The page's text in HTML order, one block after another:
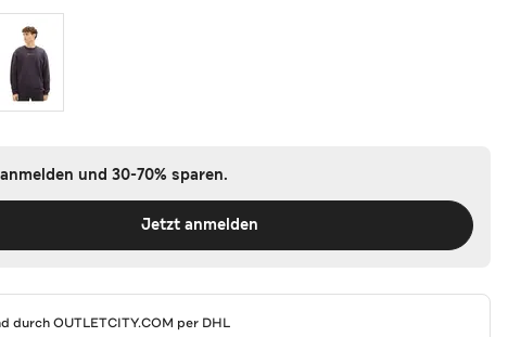
und 30-70% sparen.
Jetzt anmelden
durchOUTLETCITY.COM per DHL